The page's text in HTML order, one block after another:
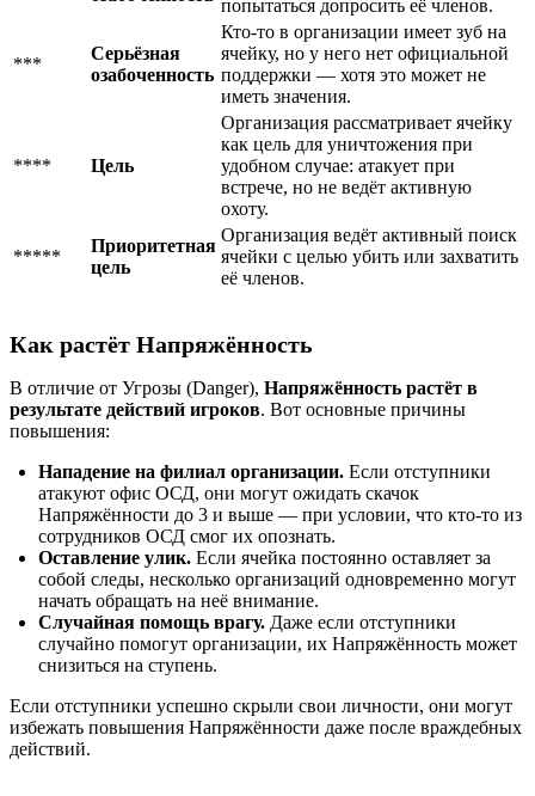
попытаться допросить её членов.
***
Серьёзная
озабоченность
Кто-то в организации имеет зуб на
ячейку, но у него нет официальной
поддержки — хотя это может не
иметь значения.
**** Цель
Организация рассматривает ячейку
как цель для уничтожения при
удобном случае: атакует при
встрече, но не ведёт активную
охоту.
*****
Приоритетная
цель
Организация ведёт активный поиск
ячейки с целью убить или захватить
её членов.
Как растёт Напряжённость
В отличие от Угрозы (Danger), Напряжённость растёт в
результате действий игроков. Вот основные причины
повышения:
Нападение на филиал организации. Если отступники
атакуют офис ОСД, они могут ожидать скачок
Напряжённости до 3 и выше — при условии, что кто-то из
сотрудников ОСД смог их опознать.
Оставление улик. Если ячейка постоянно оставляет за
собой следы, несколько организаций одновременно могут
начать обращать на неё внимание.
Случайная помощь врагу. Даже если отступники
случайно помогут организации, их Напряжённость может
снизиться на ступень.
Если отступники успешно скрыли свои личности, они могут
избежать повышения Напряжённости даже после враждебных
действий.